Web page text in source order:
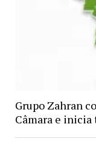
Grupo Zahran
Câmara e inicia